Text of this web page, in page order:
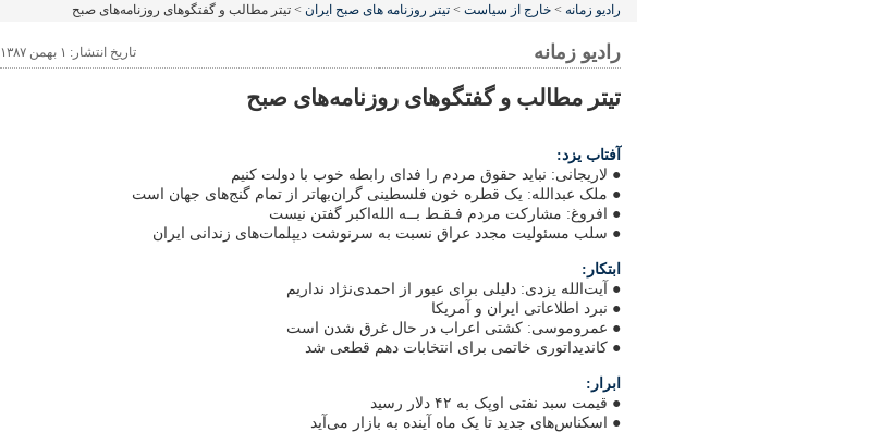
رادیو زمانه > خارج از سیاست > تیتر روزنامه های صبح ایران > تیتر مطالب و گفتگو‌های روزنامه‌های صبح
رادیو زمانه تاریخ انتشار: ۱ بهمن ۱۳۸۷
تیتر مطالب و گفتگو‌های روزنامه‌های صبح
آفتاب‌ یزد:
● لاریجانی: نباید حقوق مردم را فدای رابطه خوب با دولت ‌کنیم
● ملک عبدالله: یک قطره خون فلسطینی گران‌بهاتر از تمام گنج‌های جهان است
● افروغ: مشارکت مردم فـقـط بــه الله‌اکبر گفتن نیست
● سلب مسئولیت مجدد عراق نسبت به سرنوشت دیپلمات‌های زندانی ایران
ابتکار:
● آیت‌الله یزدی: دلیلی برای عبور از احمدی‌نژاد نداریم
● نبرد اطلاعاتی ایران و آمریکا
● عمروموسی: کشتی اعراب در حال غرق شدن است
● کاندیداتوری خاتمی برای انتخابات دهم قطعی شد
ابرار:
● قیمت سبد نفتی اوپک به ۴۲ دلار رسید
● اسکناس‌های جدید تا یک ماه آینده به بازار می‌آید